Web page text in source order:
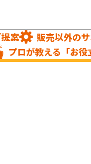
案
販売以外の
プロが教える「お役